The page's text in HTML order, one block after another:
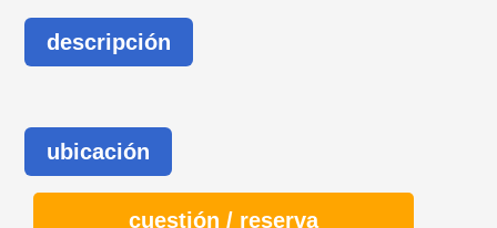
descripción
ubicación
cuestión / reserva